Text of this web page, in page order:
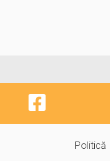
Politică